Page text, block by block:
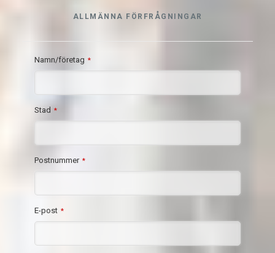
ALLMÄNNA FÖRFRÅGNINGAR
Namn/företag *
Stad *
Postnummer *
E-post *